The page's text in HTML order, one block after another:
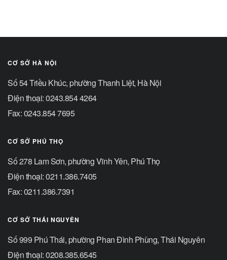
CƠ SỞ HÀ NỘI
Số 54 Triều Khúc, phường Thanh Liệt, Hà Nội
Điện thoại: 0243.854 4264
Fax: 0243.854 7695
CƠ SỞ PHÚ THỌ
Số 278 Lam Sơn, phường Vĩnh Yên, Phú Thọ
Điện thoại: 0211.386.7405
Fax: 0211.386.7391
CƠ SỞ THÁI NGUYÊN
Số 999 Phú Thái, phường Phan Đình Phùng, Thái Nguyên
Điện thoại: 0208.385.6545